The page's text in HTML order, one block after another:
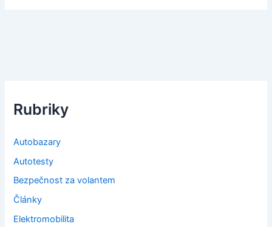
Rubriky
Autobazary
Autotesty
Bezpečnost za volantem
Články
Elektromobilita